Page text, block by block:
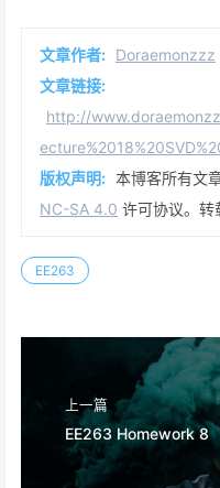
文章作者: Doraemonzzz
文章链接:
http://
版权声明: 本博客所有文
NC-SA 4.0 许可协议。转
EE263
上一篇
EE263 Homework 8